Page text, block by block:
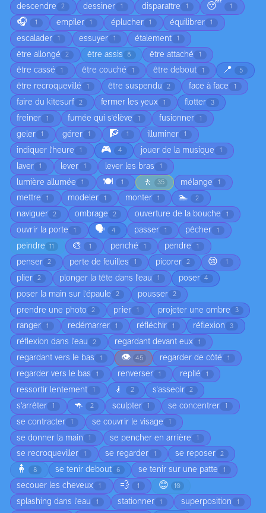
descendre 2 dessiner 1 disparaître 1 😴 1
🎧 1 empiler 1 éplucher 1 équilibrer 1
escalader 1 essuyer 1 étalement 1
être allongé 2 être assis 8 être attaché 1
être cassé 1 être couché 1 être debout 1 📍 5
être recroquevillé 1 être suspendu 2 face à face 1
faire du kitesurf 2 fermer les yeux 1 flotter 3
freiner 1 fumée qui s'élève 1 fusionner 1
geler 1 gérer 1 🧗 1 illuminer 1
indiquer l'heure 1 🎮 4 jouer de la musique 1
laver 1 lever 1 lever les bras 1
lumière allumée 1 🍽️ 1 🚶 35 mélange 1
mettre 1 modeler 1 monter 1 🏊 2
naviguer 2 ombrage 2 ouverture de la bouche 1
ouvrir la porte 1 🗣️ 4 passer 1 pêcher 1
peindre 11 🎨 1 penché 1 pendre 1
penser 2 perte de feuilles 1 picorer 2 😢 1
plier 2 plonger la tête dans l'eau 1 poser 4
poser la main sur l'épaule 2 pousser 2
prendre une photo 2 prier 1 projeter une ombre 3
ranger 1 redémarrer 1 réfléchir 1 réflexion 3
réflexion dans l'eau 2 regardant devant eux 1
regardant vers le bas 1 👁️ 45 regarder de côté 1
regarder vers le bas 1 renverser 1 replié 1
ressortir lentement 1 🧎 2 s'asseoir 2
s’arrêter 1 🦘 2 sculpter 1 se concentrer 1
se contracter 1 se couvrir le visage 1
se donner la main 1 se pencher en arrière 1
se recroqueviller 1 se regarder 1 se reposer 2
🧍 8 se tenir debout 6 se tenir sur une patte 1
secouer les cheveux 1 💨 1 😊 10
splashing dans l'eau 1 stationner 1 superposition 1